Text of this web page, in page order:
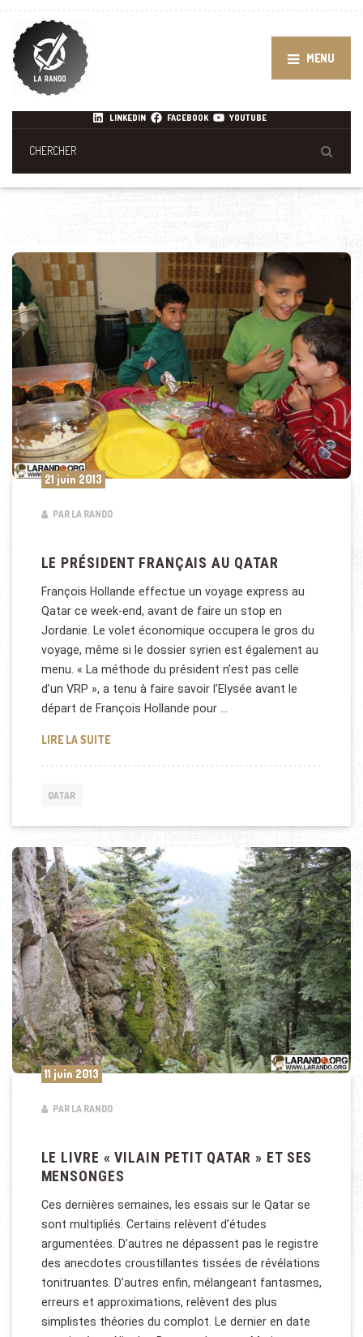
MENU
LINKEDIN FACEBOOK YOUTUBE
21 juin 2013
PAR LA RANDO
LE PRÉSIDENT FRANÇAIS AU QATAR
François Hollande effectue un voyage express au
Qatar ce week-end, avant de faire un stop en
Jordanie. Le volet économique occupera le gros du
voyage, même si le dossier syrien est également au
menu. « La méthode du président n’est pas celle
d’un VRP », a tenu à faire savoir l’Elysée avant le
départ de François Hollande pour …
LIRE LA SUITELE PRÉSIDENT FRANÇAIS AU QATAR
QATAR
11 juin 2013
PAR LA RANDO
LE LIVRE « VILAIN PETIT QATAR » ET SES
MENSONGES
Ces dernières semaines, les essais sur le Qatar se
sont multipliés. Certains relèvent d’études
argumentées. D’autres ne dépassent pas le registre
des anecdotes croustillantes tissées de révélations
tonitruantes. D’autres enfin, mélangeant fantasmes,
erreurs et approximations, relèvent des plus
simplistes théories du complot. Le dernier en date